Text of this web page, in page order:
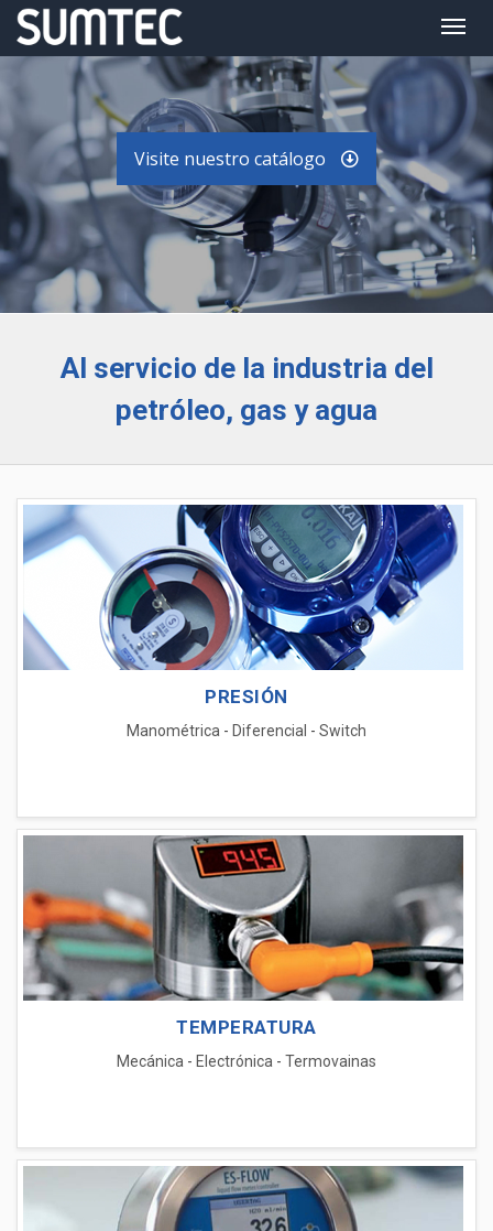
Visite nuestro catálogo
Al servicio de la industria del
petróleo, gas y agua
PRESIÓN
Manométrica - Diferencial - Switch
TEMPERATURA
Mecánica - Electrónica - Termovainas